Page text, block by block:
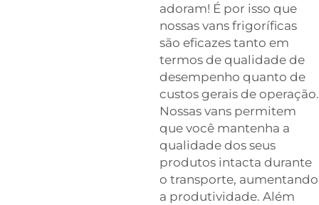
adoram! É por isso que
nossas vans frigoríficas
são eficazes tanto em
termos de qualidade de
desempenho quanto de
custos gerais de operação.
Nossas vans permitem
que você mantenha a
qualidade dos seus
produtos intacta durante
o transporte, aumentando
a produtividade. Além